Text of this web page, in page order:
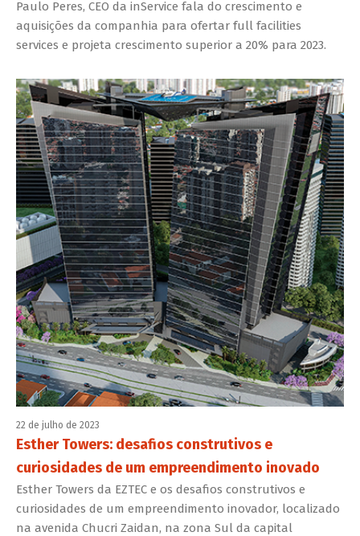
Paulo Peres, CEO da inService fala do crescimento e
aquisições da companhia para ofertar full facilities
services e projeta crescimento superior a 20% para 2023.
22 de julho de 2023
Esther Towers: desafios construtivos e
curiosidades de um empreendimento inovado
Esther Towers da EZTEC e os desafios construtivos e
curiosidades de um empreendimento inovador, localizado
na avenida Chucri Zaidan, na zona Sul da capital